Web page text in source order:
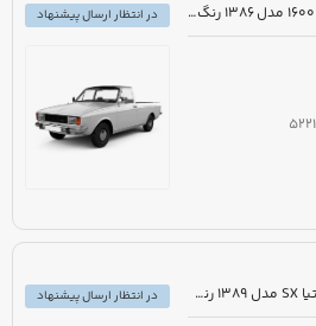
مزایده دولتی خودرو وانت پیکان 1600 مدل 1386 رنگ سفید روغنی
در انتظار ارسال پیشنهاد
مزایده دولتی خودرو سیتروئن زانتیا SX مدل 1389 رنگ نقره ای
در انتظار ارسال پیشنهاد